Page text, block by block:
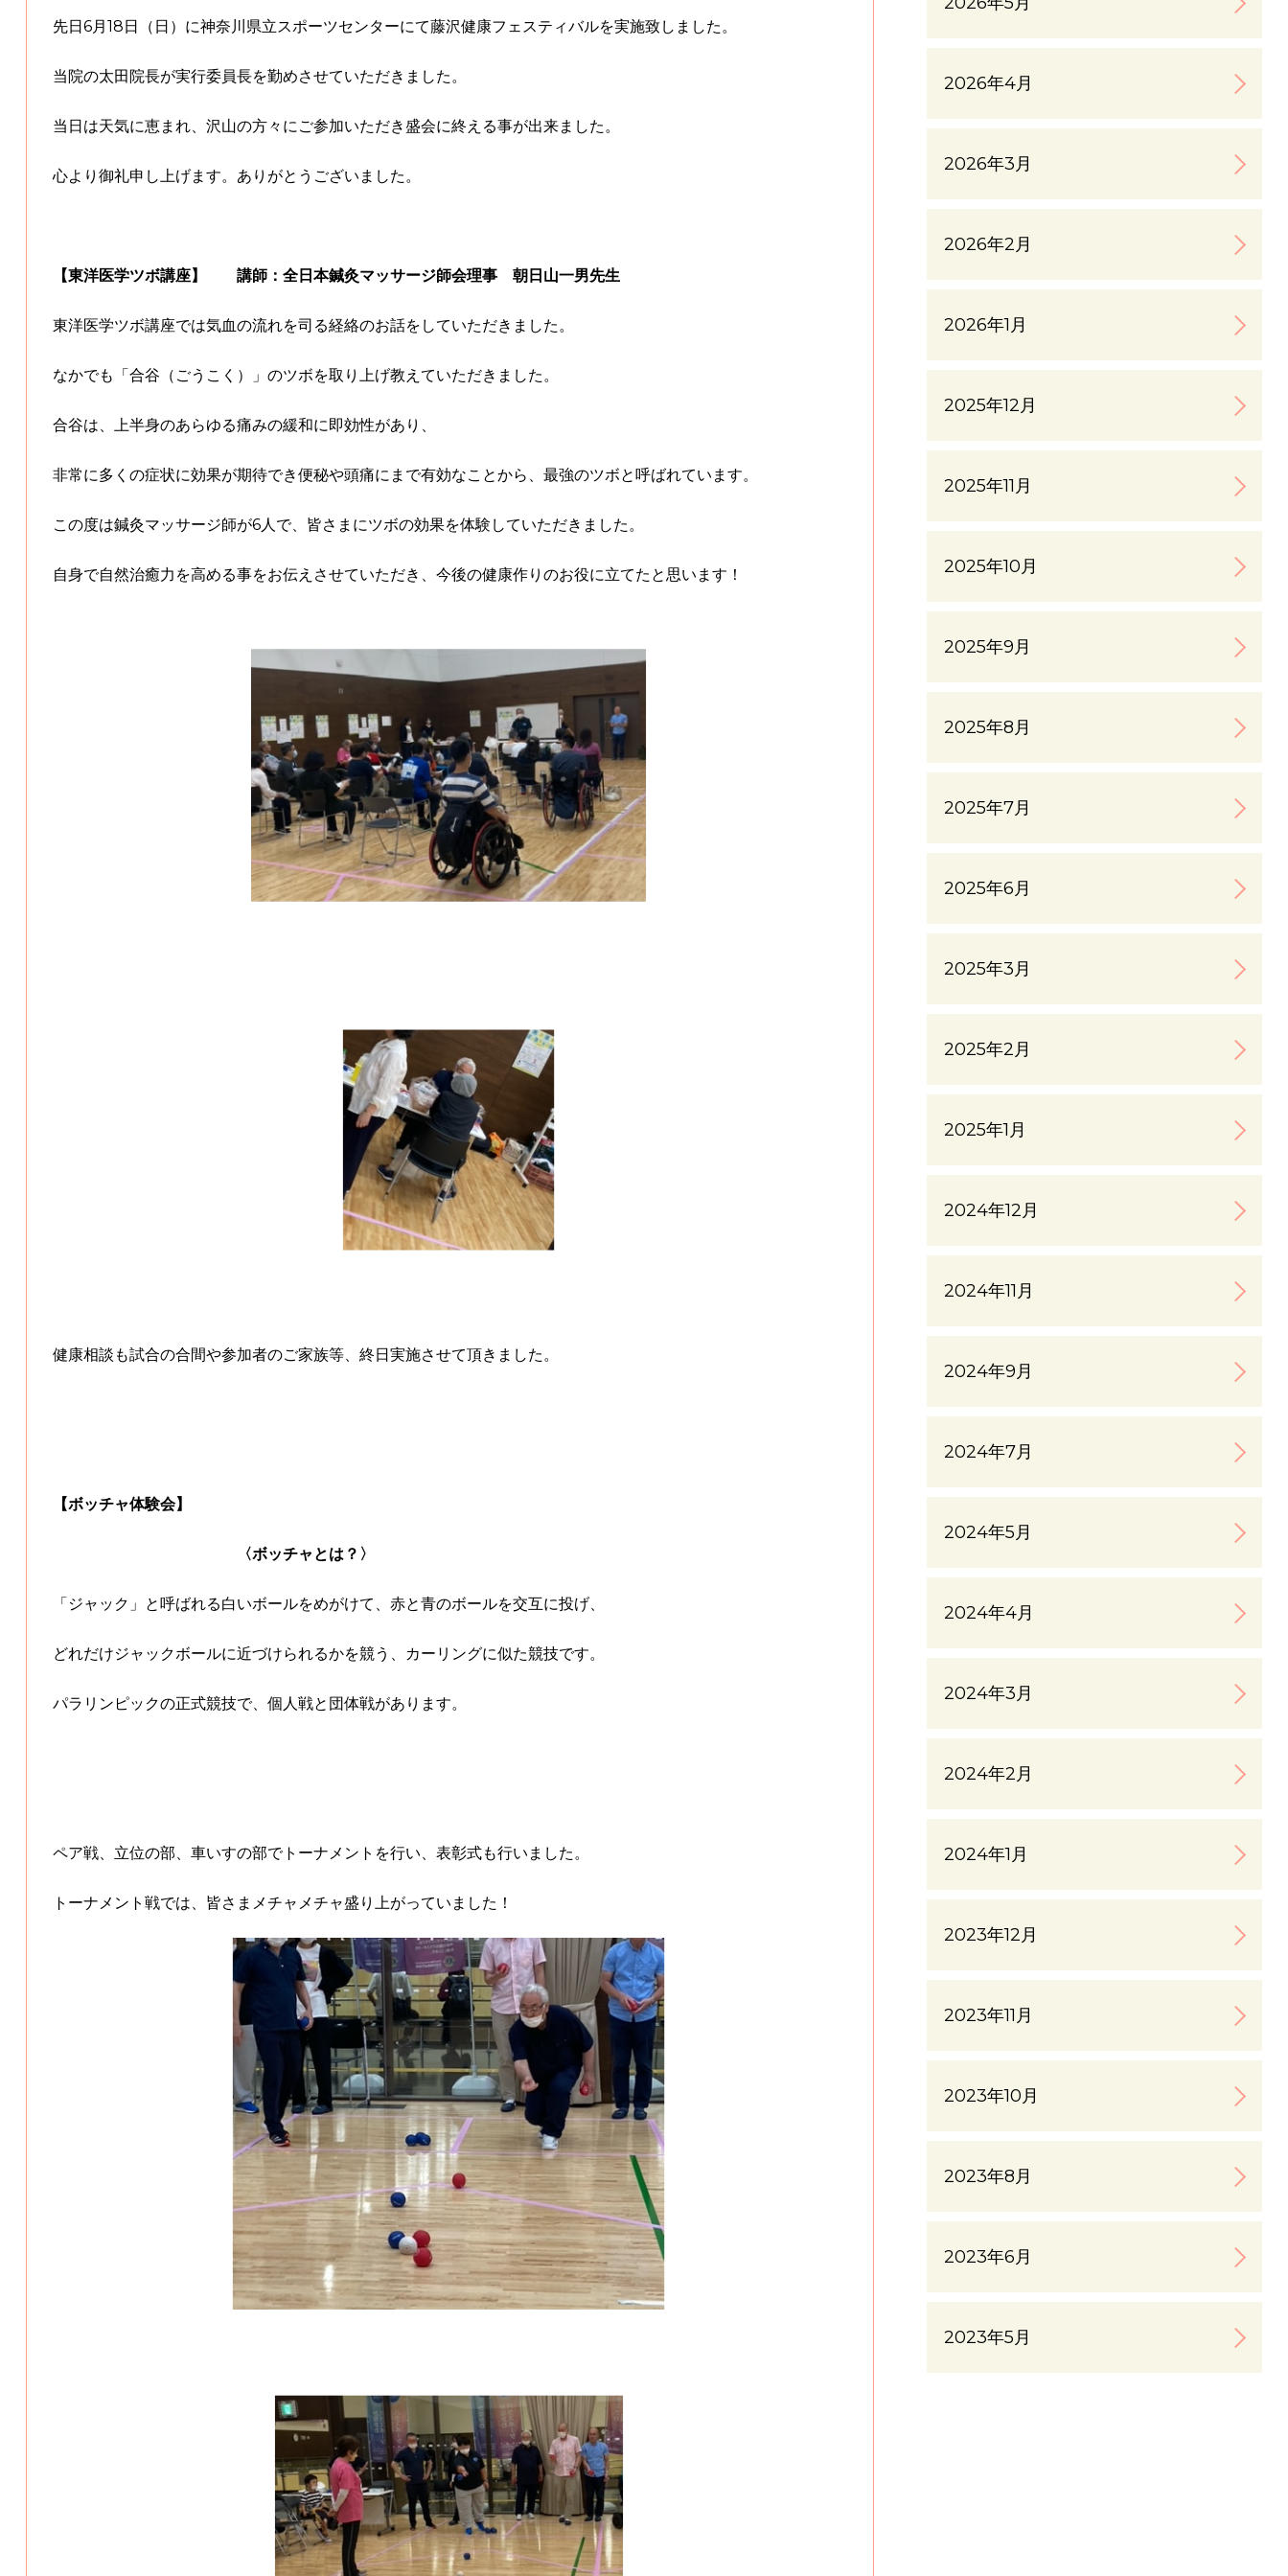
先日6月18日（日）に神奈川県立スポーツセンターにて藤沢健康フェスティバルを実施致しました。
当院の太田院長が実行委員長を勤めさせていただきました。
当日は天気に恵まれ、沢山の方々にご参加いただき盛会に終える事が出来ました。
心より御礼申し上げます。ありがとうございました。
【東洋医学ツボ講座】 講師：全日本鍼灸マッサージ師会理事 朝日山一男先生
東洋医学ツボ講座では気血の流れを司る経絡のお話をしていただきました。
なかでも「合谷（ごうこく）」のツボを取り上げ教えていただきました。
合谷は、上半身のあらゆる痛みの緩和に即効性があり、
非常に多くの症状に効果が期待でき便秘や頭痛にまで有効なことから、最強のツボと呼ばれています。
この度は鍼灸マッサージ師が6人で、皆さまにツボの効果を体験していただきました。
自身で自然治癒力を高める事をお伝えさせていただき、今後の健康作りのお役に立てたと思います！
健康相談も試合の合間や参加者のご家族等、終日実施させて頂きました。
【ボッチャ体験会】
〈ボッチャとは？〉
「ジャック」と呼ばれる白いボールをめがけて、赤と青のボールを交互に投げ、
どれだけジャックボールに近づけられるかを競う、カーリングに似た競技です。
パラリンピックの正式競技で、個人戦と団体戦があります。
ペア戦、立位の部、車いすの部でトーナメントを行い、表彰式も行いました。
トーナメント戦では、皆さまメチャメチャ盛り上がっていました！
2026年4月
2026年3月
2026年2月
2026年1月
2025年12月
2025年11月
2025年10月
2025年9月
2025年8月
2025年7月
2025年6月
2025年3月
2025年2月
2025年1月
2024年12月
2024年11月
2024年9月
2024年7月
2024年5月
2024年4月
2024年3月
2024年2月
2024年1月
2023年12月
2023年11月
2023年10月
2023年8月
2023年6月
2023年5月